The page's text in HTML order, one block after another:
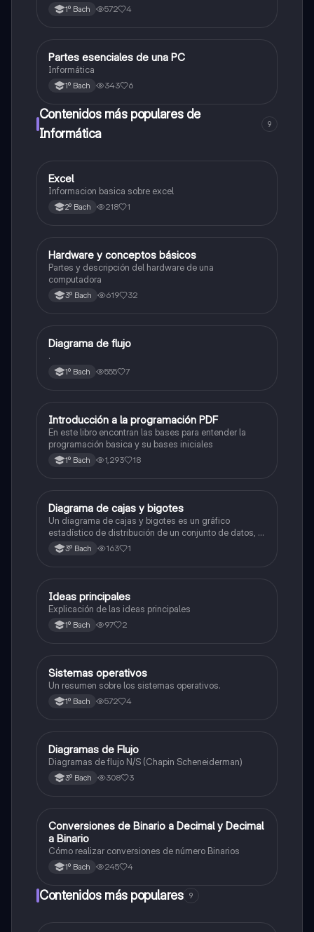
1º Bach 572 4
Informática
Partes esenciales de una PC
Informática
1º Bach 343 6
Contenidos más populares de
Informática
9
Informática
Excel
Informacion basica sobre excel
2º Bach 218 1
Informática
Hardware y conceptos básicos
Partes y descripción del hardware de una
computadora
3º Bach 619 32
Informática
Diagrama de flujo
.
1º Bach 555 7
Informática
Introducción a la programación PDF
En este libro encontran las bases para entender la
programación basica y su bases iniciales
1º Bach 1,293 18
Matemáticas
Diagrama de cajas y bigotes
Un diagrama de cajas y bigotes es un gráfico
estadístico de distribución de un conjunto de datos, te
ayudan en la estadística a ubicar su valor mínimo y
máximo, sus cuarteles y su mediana para poder
3º Bach 163 1
Informática
Ideas principales
Explicación de las ideas principales
1º Bach 97 2
Informática
Sistemas operativos
Un resumen sobre los sistemas operativos.
1º Bach 572 4
Informática
Diagramas de Flujo
Diagramas de flujo N/S (Chapin Scheneiderman)
3º Bach 308 3
Informática
Conversiones de Binario a Decimal y Decimal
a Binario
Cómo realizar conversiones de número Binarios
1º Bach 245 4
Contenidos más populares 9